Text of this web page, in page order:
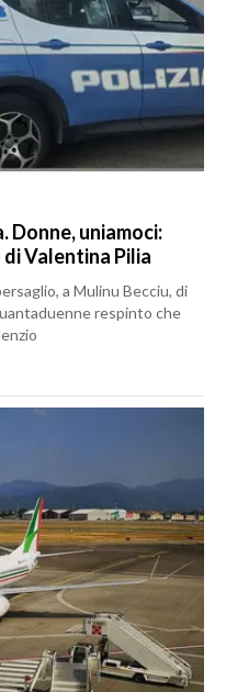
Donne, uniamoci:
Valentina Pilia
a Mulinu Becciu, di
respinto che